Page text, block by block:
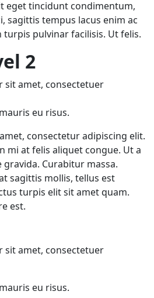
eget tincidunt condimentum,
sagittis tempus lacus enim ac
turpis pulvinar facilisis. Ut felis.
2
sit amet, consectetuer
eu risus.
consectetur adipiscing elit.
mi at felis aliquet congue. Ut a
Curabitur massa.
sagittis mollis, tellus est
turpis elit sit amet quam.
est.
sit amet, consectetuer
eu risus.